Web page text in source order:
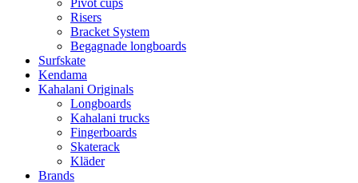
Risers
Bracket System
Begagnade longboards
Surfskate
Kendama
Kahalani Originals
Longboards
Kahalani trucks
Fingerboards
Skaterack
Kläder
Brands